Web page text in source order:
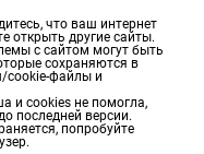
что ваш интернет
открыть другие сайты.
с сайтом могут быть
сохраняются в
cookie-файлы и
и cookies не помогла,
последней версии.
попробуйте